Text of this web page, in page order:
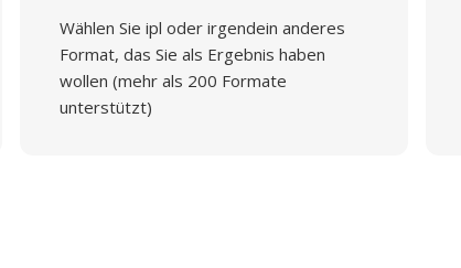
Wählen Sie ipl oder irgendein anderes
Format, das Sie als Ergebnis haben
wollen (mehr als 200 Formate
unterstützt)